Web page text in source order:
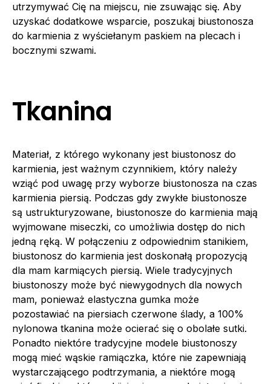
utrzymywać Cię na miejscu, nie zsuwając się. Aby
uzyskać dodatkowe wsparcie, poszukaj biustonosza
do karmienia z wyściełanym paskiem na plecach i
bocznymi szwami.
Tkanina
Materiał, z którego wykonany jest biustonosz do
karmienia, jest ważnym czynnikiem, który należy
wziąć pod uwagę przy wyborze biustonosza na czas
karmienia piersią. Podczas gdy zwykłe biustonosze
są ustrukturyzowane, biustonosze do karmienia mają
wyjmowane miseczki, co umożliwia dostęp do nich
jedną ręką. W połączeniu z odpowiednim stanikiem,
biustonosz do karmienia jest doskonałą propozycją
dla mam karmiących piersią. Wiele tradycyjnych
biustonoszy może być niewygodnych dla nowych
mam, ponieważ elastyczna gumka może
pozostawiać na piersiach czerwone ślady, a 100%
nylonowa tkanina może ocierać się o obolałe sutki.
Ponadto niektóre tradycyjne modele biustonoszy
mogą mieć wąskie ramiączka, które nie zapewniają
wystarczającego podtrzymania, a niektóre mogą